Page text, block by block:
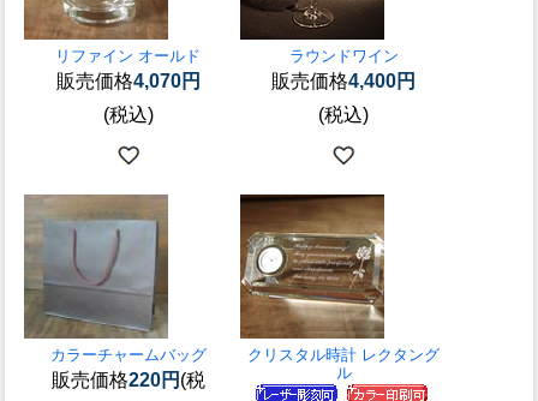
リファイン オールド
販売価格4,070円
(税込)
ラウンドワイン
販売価格4,400円
(税込)
カラーチャームバッグ
販売価格220円 (税
クリスタル時計 レクタング
ル